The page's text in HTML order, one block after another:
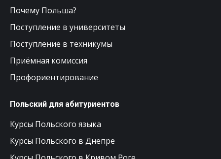
Почему Польша?
Поступление в университеты
Поступление в техникумы
Приёмная комиссия
Профориентирование
Польский для абитуриентов
Курсы Польского языка
Курсы Польского в Днепре